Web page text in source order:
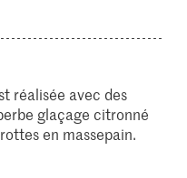
réalisée avec des
glaçage citronné
en massepain.